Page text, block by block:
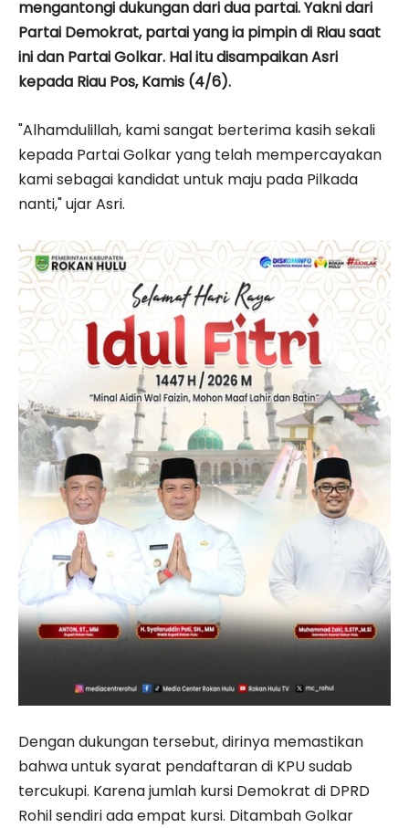
mengantongi dukungan dari dua partai. Yakni dari
Partai Demokrat, partai yang ia pimpin di Riau saat
ini dan Partai Golkar. Hal itu disampaikan Asri
kepada Riau Pos, Kamis (4/6).
"Alhamdulillah, kami sangat berterima kasih sekali
kepada Partai Golkar yang telah mempercayakan
kami sebagai kandidat untuk maju pada Pilkada
nanti," ujar Asri.
Dengan dukungan tersebut, dirinya memastikan
bahwa untuk syarat pendaftaran di KPU sudab
tercukupi. Karena jumlah kursi Demokrat di DPRD
Rohil sendiri ada empat kursi. Ditambah Golkar